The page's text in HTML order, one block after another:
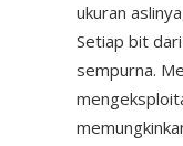
ukuran
Setiap bit
sempurna.